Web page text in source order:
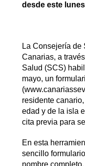
desde este
La Consejería de
Canarias, a
Salud (SCS)
mayo, un
residente
edad y de la isla
cita previa para
En esta
sencillo